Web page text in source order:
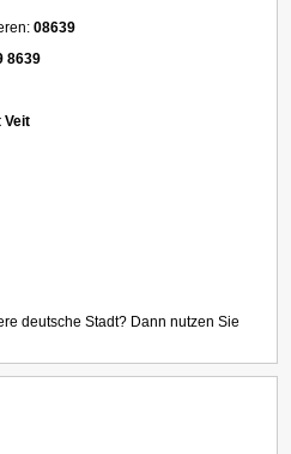
08639
8639
Veit
deutsche Stadt? Dann nutzen Sie